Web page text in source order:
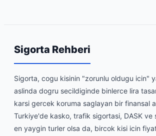
Sigorta Rehberi
Sigorta, cogu kisinin "zorunlu oldugu icin"
aslinda dogru secildiginde binlerce lira
karsi gercek koruma saglayan bir finansal
Turkiye'de kasko, trafik sigortasi, DASK ve
en yaygin turler olsa da, bircok kisi icin